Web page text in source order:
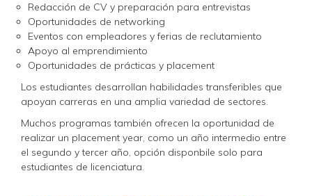
Redacción de CV y preparación para entrevistas
Oportunidades de networking
Eventos con empleadores y ferias de reclutamiento
Apoyo al emprendimiento
Oportunidades de prácticas y placement
Los estudiantes desarrollan habilidades transferibles que
apoyan carreras en una amplia variedad de sectores.
Muchos programas también ofrecen la oportunidad de
realizar un placement year, como un año intermedio entre
el segundo y tercer año, opción disponbile solo para
estudiantes de licenciatura.